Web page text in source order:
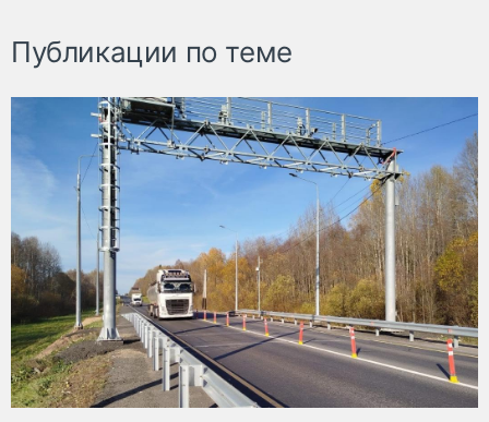
Публикации по теме